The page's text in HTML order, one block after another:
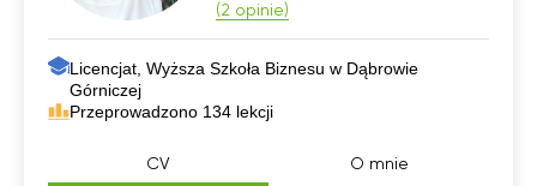
(2 opinie)
Licencjat, Wyższa Szkoła Biznesu w Dąbrowie
Górniczej
Przeprowadzono 134 lekcji
CV O mnie